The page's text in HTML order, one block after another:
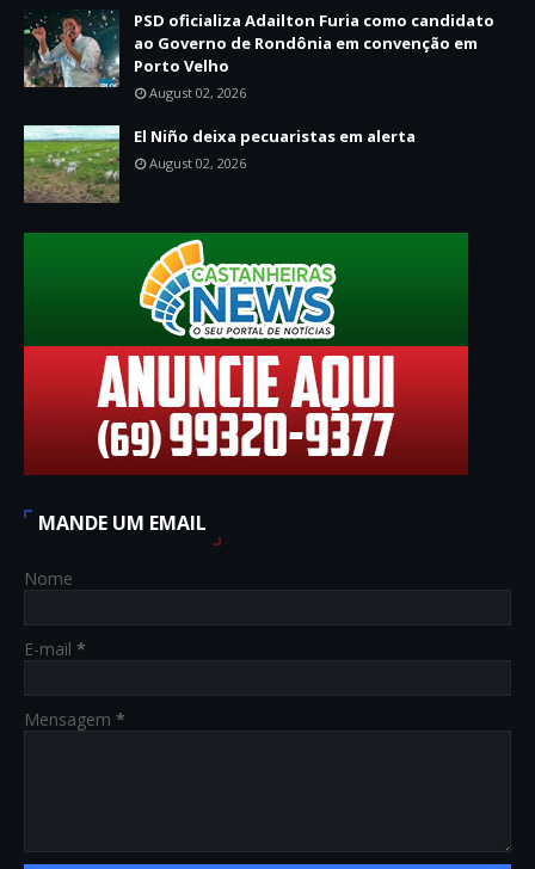
PSD oficializa Adailton Furia como candidato
ao Governo de Rondônia em convenção em
Porto Velho
August 02, 2026
El Niño deixa pecuaristas em alerta
August 02, 2026
MANDE UM EMAIL
Nome
E-mail *
Mensagem *